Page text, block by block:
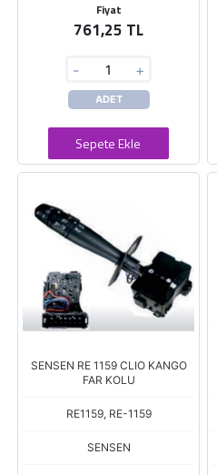
Fiyat
761,25 TL
- +
ADET
Sepete Ekle
SENSEN RE 1159 CLIO KANGO
FAR KOLU
RE1159, RE-1159
SENSEN